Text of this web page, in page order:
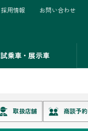
試乗車・展示車
採用情報 お問い合わせ
取扱店舗 商談予約